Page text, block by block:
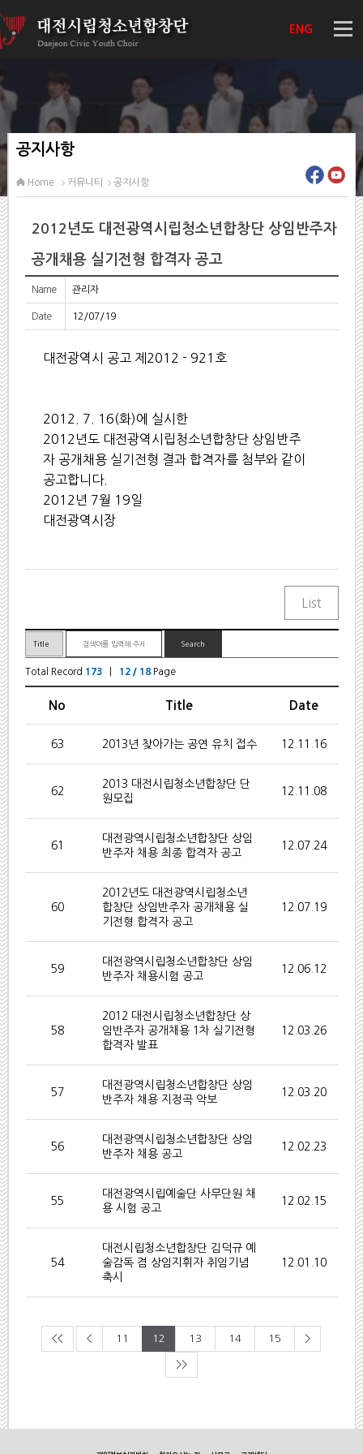
ENG
공지사항
Home 커뮤니티 공지사항
2012년도 대전광역시립청소년합창단 상임반주자
공개채용 실기전형 합격자 공고
Name 관리자
Date 12/07/19
대전광역시 공고 제2012 - 921호
2012. 7. 16(화)에 실시한
2012년도 대전광역시립청소년합창단 상임반주
자 공개채용 실기전형 결과 합격자를 첨부와 같이
공고합니다.
2012년 7월 19일
대전광역시장
Total Record 173| 12 / 18Page
No Title Date
63 2013년 찾아가는 공연 유치 접수 12.11.16
62
2013 대전시립청소년합창단 단
원모집
12.11.08
61
대전광역시립청소년합창단 상임
반주자 채용 최종 합격자 공고
12.07.24
60
2012년도 대전광역시립청소년
합창단 상임반주자 공개채용 실
기전형 합격자 공고
12.07.19
59
대전광역시립청소년합창단 상임
반주자 채용시험 공고
12.06.12
58
2012 대전시립청소년합창단 상
임반주자 공개채용 1차 실기전형
합격자 발표
12.03.26
57
대전광역시립청소년합창단 상임
반주자 채용 지정곡 악보
12.03.20
56
대전광역시립청소년합창단 상임
반주자 채용 공고
12.02.23
55
대전광역시립예술단 사무단원 채
용 시험 공고
12.02.15
54
대전시립청소년합창단 김덕규 예
술감독 겸 상임지휘자 취임기념
축시
12.01.10
<< < 11 12 13 14 15 >
>>